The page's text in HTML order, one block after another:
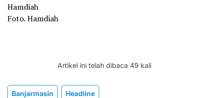
Hamdiah
Foto. Hamdiah
Artikel ini telah dibaca 49 kali
Banjarmasin Headline